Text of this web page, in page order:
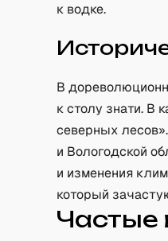
к водке.
В
к столу знати. В
северных
и Вологодской
и изменения
который
Частые